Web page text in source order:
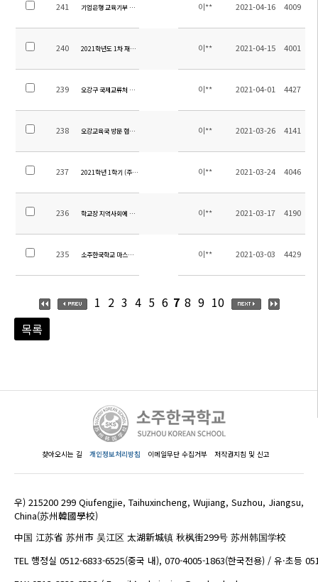
241 기업은행 교육기부 경제교육 이** 2021-04-16 4009
240 2021학년도 1차 재난대피훈련 이** 2021-04-15 4001
239 오강구 국제교류처 방문 이** 2021-04-01 4427
238 오강교육국 방문 협의회 이** 2021-03-26 4141
237 2021학년 1학기 (주)비상교육 교육기부 전수식이** 2021-03-24 4046
236 학교장 지역사회에 감사인사 이** 2021-03-17 4190
235 소주한국학교 마스크 기증 이** 2021-03-03 4429
1 2 3 4 5 6 7 8 9 10
목록
찾아오시는 길 개인정보처리방침 이메일무단 수집거부 저작권지침 및 신고
우) 215200 299 Qiufengjie, Taihuxincheng, Wujiang, Suzhou, Jiangsu,
China(苏州韓國學校)
中国 江苏省 苏州市 吴江区 太湖新城镇 秋枫街299号 苏州韩国学校
TEL 행정실 0512-6833-6525(중국 내), 070-4005-1863(한국전용) / 유·초등